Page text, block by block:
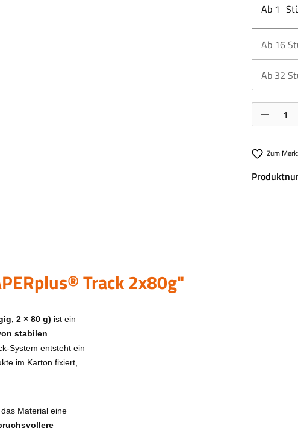
Ab 1
Ab 16
Ab 32
Produkt
Zum
Track 2x80g"
2 × 80 g) ist ein
stabilen
System entsteht ein
im Karton fixiert,
Material eine